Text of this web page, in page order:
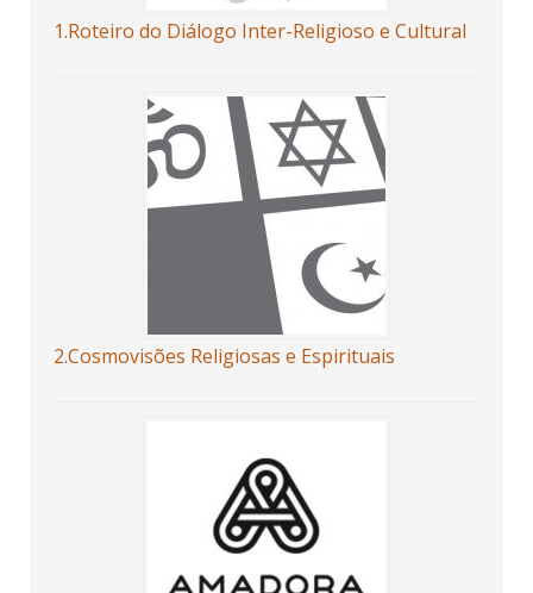
1.Roteiro do Diálogo Inter-Religioso e Cultural
2.Cosmovisões Religiosas e Espirituais